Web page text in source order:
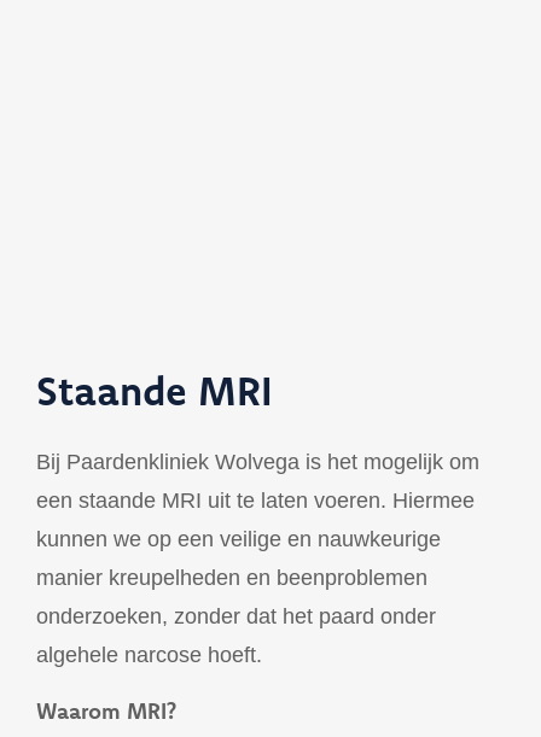
Staande MRI
Bij Paardenkliniek Wolvega is het mogelijk om
een staande MRI uit te laten voeren. Hiermee
kunnen we op een veilige en nauwkeurige
manier kreupelheden en beenproblemen
onderzoeken, zonder dat het paard onder
algehele narcose hoeft.
Waarom MRI?